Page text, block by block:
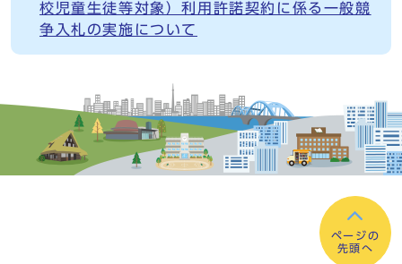
校児童生徒等対象）利用許諾契約に係る一般競
争入札の実施について
ページの
先頭へ